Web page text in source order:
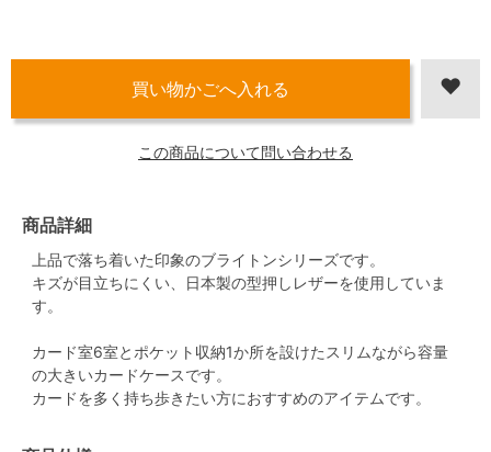
この商品について問い合わせる
商品詳細
上品で落ち着いた印象のブライトンシリーズです。
キズが目立ちにくい、日本製の型押しレザーを使用していま
す。
カード室6室とポケット収納1か所を設けたスリムながら容量
の大きいカードケースです。
カードを多く持ち歩きたい方におすすめのアイテムです。